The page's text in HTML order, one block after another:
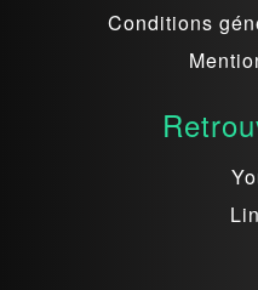
Conditions